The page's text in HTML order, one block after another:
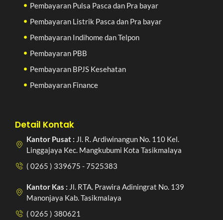
Pembayaran Pulsa Pasca dan Pra bayar
Pembayaran Listrik Pasca dan Pra bayar
Pembayaran Indihome dan Telpon
Pembayaran PBB
Pembayaran BPJS Kesehatan
Pembayaran Finance
Detail Kontak
Kantor Pusat : Jl. R. Ardiwinangun No. 110 Kel.
Linggajaya Kec. Mangkubumi Kota Tasikmalaya
( 0265 ) 339675 - 7525383
Kantor Kas : Jl. RTA. Prawira Adiningrat No. 139
Manonjaya Kab. Tasikmalaya
( 0265 ) 380621